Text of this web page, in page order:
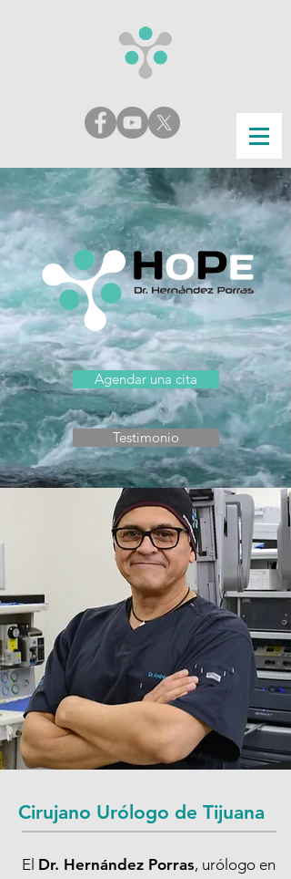
Agendar una cita
Testimonio
Cirujano Urólogo de Tijuana
El Dr. Hernández Porras, urólogo en